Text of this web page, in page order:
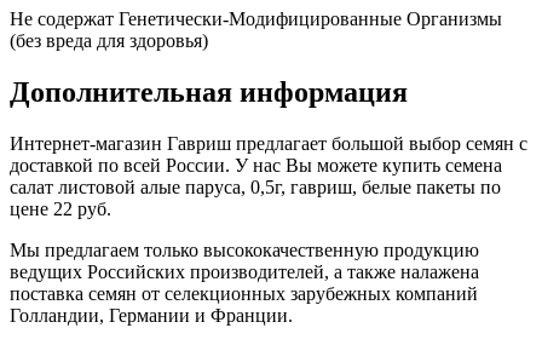
Не содержат Генетически-Модифицированные Организмы
(без вреда для здоровья)
Дополнительная информация
Интернет-магазин Гавриш предлагает большой выбор семян с
доставкой по всей России. У нас Вы можете купить семена
салат листовой алые паруса, 0,5г, гавриш, белые пакеты по
цене 22 руб.
Мы предлагаем только высококачественную продукцию
ведущих Российских производителей, а также налажена
поставка семян от селекционных зарубежных компаний
Голландии, Германии и Франции.